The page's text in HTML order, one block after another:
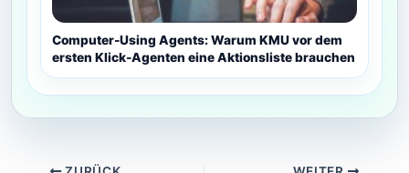
Computer-Using Agents: Warum KMU vor dem
ersten Klick-Agenten eine Aktionsliste brauchen